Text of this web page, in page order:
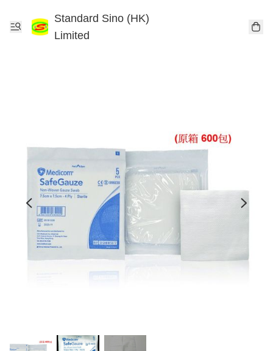
Standard Sino (HK)
Limited